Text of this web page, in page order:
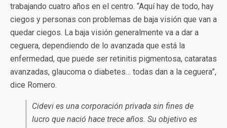
trabajando cuatro años en el centro. “Aquí hay de todo, hay
ciegos y personas con problemas de baja visión que van a
quedar ciegos. La baja visión generalmente va a dar a
ceguera, dependiendo de lo avanzada que está la
enfermedad, que puede ser retinitis pigmentosa, cataratas
avanzadas, glaucoma o diabetes… todas dan a la ceguera”,
dice Romero.
Cidevi es una corporación privada sin fines de
lucro que nació hace trece años. Su objetivo es